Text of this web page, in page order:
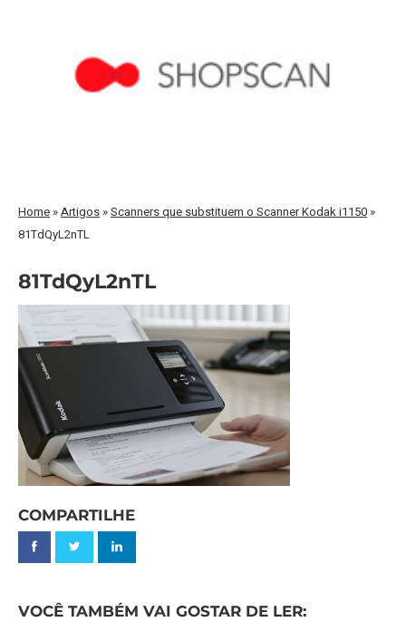
Home »Artigos »Scanners que substituem o Scanner Kodak i1150 »
81TdQyL2nTL
81TdQyL2nTL
COMPARTILHE
VOCÊ TAMBÉM VAI GOSTAR DE LER: